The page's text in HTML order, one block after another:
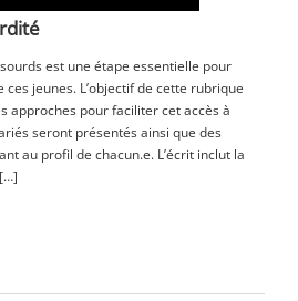
sourds est une étape essentielle pour
ces jeunes. L’objectif de cette rubrique
approches pour faciliter cet accès à
seront présentés ainsi que des
au profil de chacun.e. L’écrit inclut la